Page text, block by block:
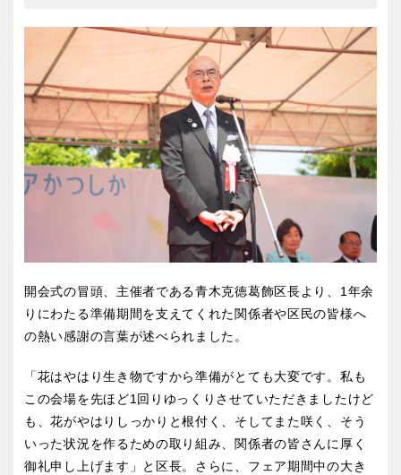
三重
京都 大阪
奈良
和歌山
中国・四国
鳥取 島根
開会式の冒頭、主催者である青木克徳葛飾区長より、1年余
りにわたる準備期間を支えてくれた関係者や区民の皆様へ
の熱い感謝の言葉が述べられました。
「花はやはり生き物ですから準備がとても大変です。私も
この会場を先ほど1回りゆっくりさせていただきましたけど
も、花がやはりしっかりと根付く、そしてまた咲く、そう
いった状況を作るための取り組み、関係者の皆さんに厚く
御礼申し上げます」と区長。さらに、フェア期間中の大き